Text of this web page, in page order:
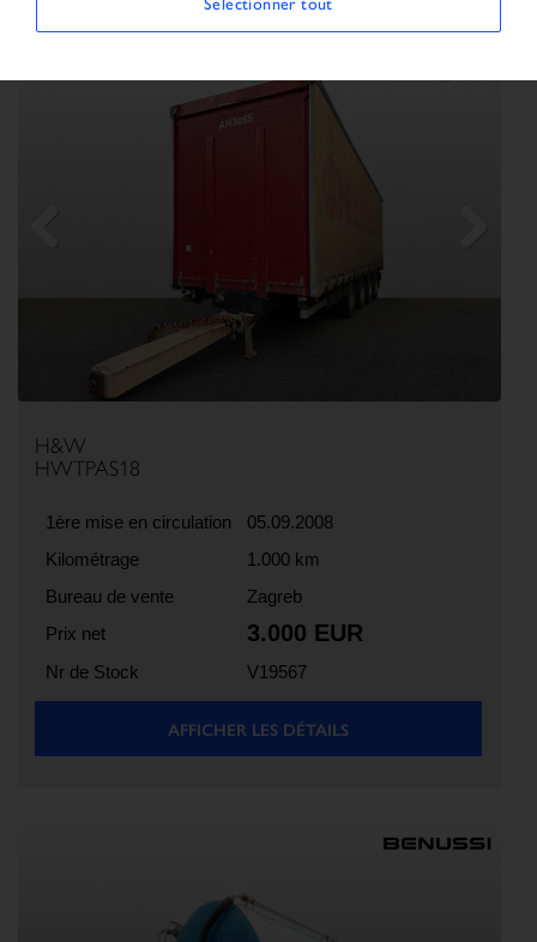
H&W
HWTPAS18
1ère mise en circulation
05.09.2008
Kilométrage
1.000 km
Bureau de vente
Zagreb
Prix net
3.000 EUR
Nr de Stock V19567
AFFICHER LES DÉTAILS